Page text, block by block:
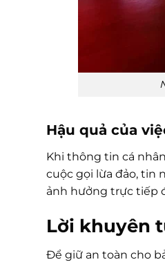
Hậu quả của
Khi thông tin cá
cuộc gọi lừa đảo, tin
ảnh hưởng trực tiếp
Lời khuyên
Để giữ an toàn cho